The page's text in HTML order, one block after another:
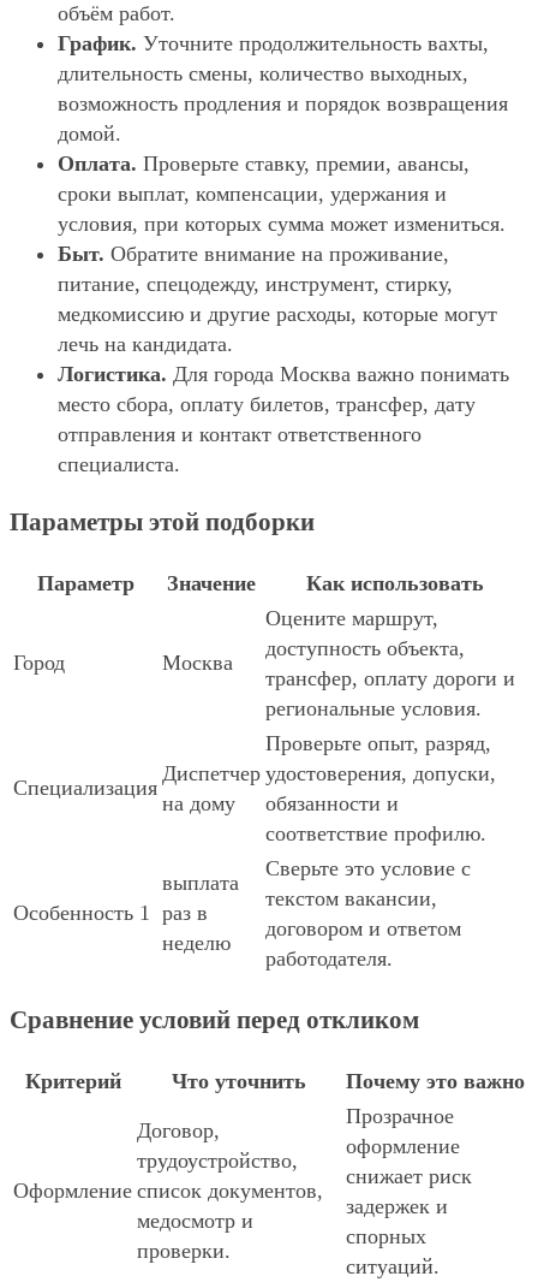
объём работ.
График. Уточните продолжительность вахты,
длительность смены, количество выходных,
возможность продления и порядок возвращения
домой.
Оплата. Проверьте ставку, премии, авансы,
сроки выплат, компенсации, удержания и
условия, при которых сумма может измениться.
Быт. Обратите внимание на проживание,
питание, спецодежду, инструмент, стирку,
медкомиссию и другие расходы, которые могут
лечь на кандидата.
Логистика. Для города Москва важно понимать
место сбора, оплату билетов, трансфер, дату
отправления и контакт ответственного
специалиста.
Параметры этой подборки
Параметр Значение Как использовать
Город Москва
Оцените маршрут,
доступность объекта,
трансфер, оплату дороги и
региональные условия.
Специализация
Диспетчер
на дому
Проверьте опыт, разряд,
удостоверения, допуски,
обязанности и
соответствие профилю.
Особенность 1
выплата
раз в
неделю
Сверьте это условие с
текстом вакансии,
договором и ответом
работодателя.
Сравнение условий перед откликом
Критерий Что уточнить Почему это важно
Оформление
Договор,
трудоустройство,
список документов,
медосмотр и
проверки.
Прозрачное
оформление
снижает риск
задержек и
спорных
ситуаций.